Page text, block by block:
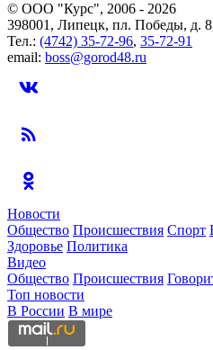
© ООО "Курс", 2006 - 2026
398001, Липецк, пл. Победы, д.
Тел.: (4742) 35-72-96, 35-72-91
email: boss@gorod48.ru
Новости
Общество Происшествия Спорт
Здоровье Политика
Видео
Общество Происшествия
Топ новости
В России В мире